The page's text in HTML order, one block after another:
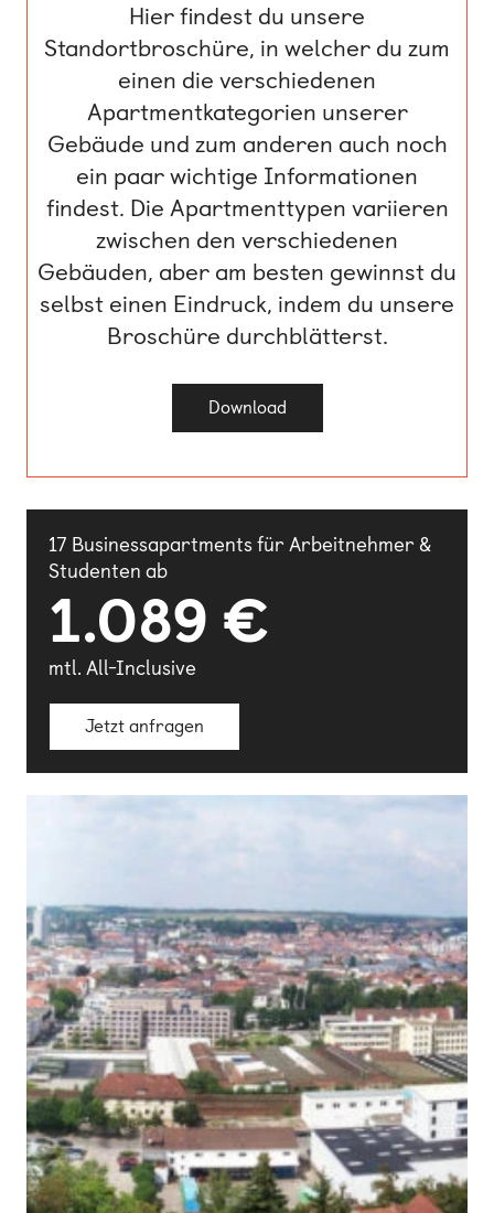
Hier findest du unsere
Standortbroschüre, in welcher du zum
einen die verschiedenen
Apartmentkategorien unserer
Gebäude und zum anderen auch noch
ein paar wichtige Informationen
findest. Die Apartmenttypen variieren
zwischen den verschiedenen
Gebäuden, aber am besten gewinnst du
selbst einen Eindruck, indem du unsere
Broschüre durchblätterst.
Download
17 Businessapartments für Arbeitnehmer &
Studenten ab
1.089 €
mtl. All-Inclusive
Jetzt anfragen